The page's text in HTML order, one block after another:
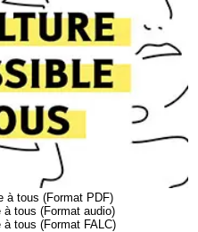
à tous (Format PDF)
à tous (Format audio)
à tous (Format FALC)